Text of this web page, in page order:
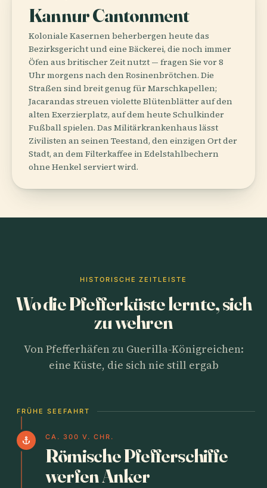
Kannur Cantonment
Koloniale Kasernen beherbergen heute das
Bezirksgericht und eine Bäckerei, die noch immer
Öfen aus britischer Zeit nutzt — fragen Sie vor 8
Uhr morgens nach den Rosinenbrötchen. Die
Straßen sind breit genug für Marschkapellen;
Jacarandas streuen violette Blütenblätter auf den
alten Exerzierplatz, auf dem heute Schulkinder
Fußball spielen. Das Militärkrankenhaus lässt
Zivilisten an seinen Teestand, den einzigen Ort der
Stadt, an dem Filterkaffee in Edelstahlbechern
ohne Henkel serviert wird.
HISTORISCHE ZEITLEISTE
Wo die Pfefferküste lernte, sich
zu wehren
Von Pfefferhäfen zu Guerilla-Königreichen:
eine Küste, die sich nie still ergab
FRÜHE SEEFAHRT
anchor CA. 300 V. CHR.
Römische Pfefferschiffe
werfen Anker